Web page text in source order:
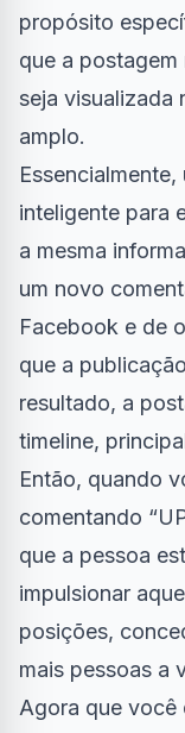
propósito
que a
seja visualizada
amplo.
inteligente para
a mesma
um novo
Facebook e de
que a
resultado, a
timeline,
Então, quando
comentando
que a pessoa
impulsionar
posições,
mais pessoas a
Agora que